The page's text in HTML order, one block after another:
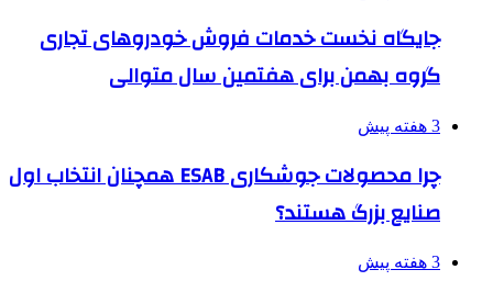
جایگاه نخست خدمات فروش خودروهای تجاری
گروه بهمن برای هفتمین سال متوالی
3 هفته پیش
چرا محصولات جوشکاری ESAB همچنان انتخاب اول
صنایع بزرگ هستند؟
3 هفته پیش